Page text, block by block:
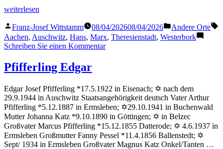
„Marx
weiterlesen
Veröffentlicht
von
Franz-Josef Wittstamm 08/04/202608/04/2026
Veröffentlicht
in
Andere Orte
Aachen, Auschwitz, Hans, Marx, Theresienstadt, Westerbork
Schreiben Sie einen Kommentarzu
Pfifferling Edgar
Edgar Josef Pfifferling *17.5.1922 in Eisenach; ✡ nach dem
29.9.1944 in Auschwitz Staatsangehörigkeit deutsch Vater Arthur
Pfifferling *5.12.1887 in Ermsleben; ✡29.10.1941 in Buchenwald
Mutter Johanna Katz *9.10.1890 in Göttingen; ✡ in Belzec
Großvater Marcus Pfifferling *15.12.1855 Datterode; ✡ 4.6.1937 in
Ermsleben Großmutter Fanny Pessel *11.4.1856 Ballenstedt; ✡
Sept/ 1934 in Ermsleben Großvater Magnus Katz Onkel/Tanten …